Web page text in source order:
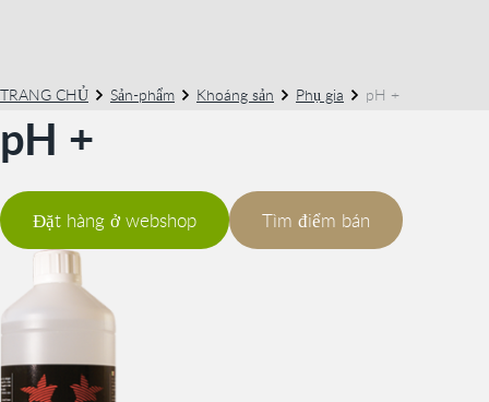
TRANG CHỦ Sản-phẩm Khoáng sản Phụ gia pH +
pH +
Đặt hàng ở webshop Tìm điểm bán